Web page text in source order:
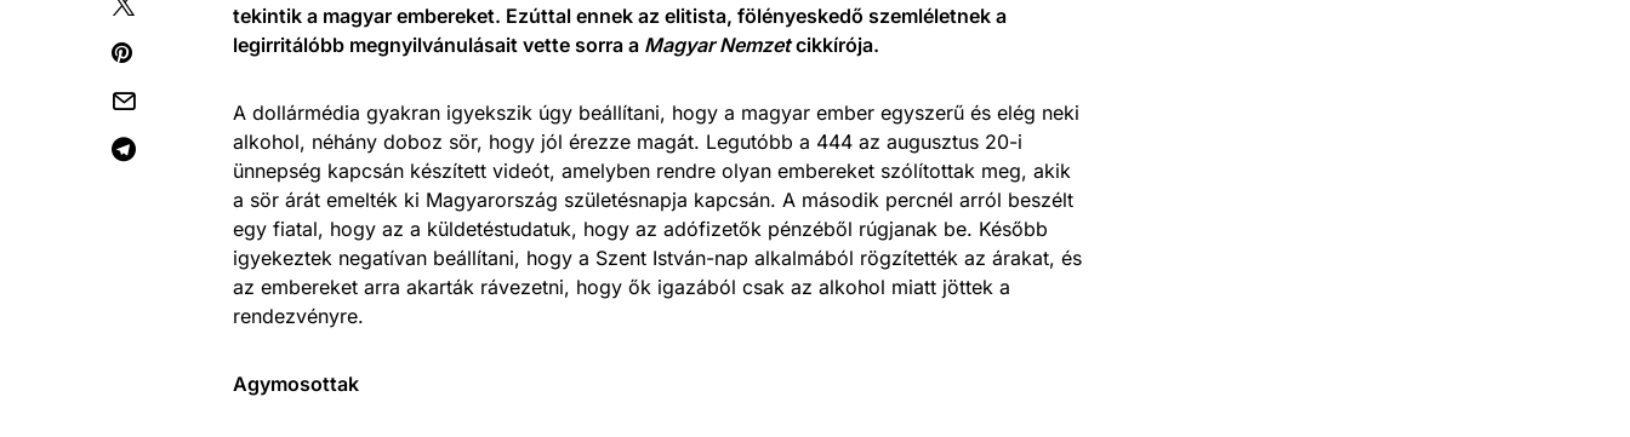
tekintik a magyar embereket. Ezúttal ennek az elitista, fölényeskedő szemléletnek a
legirritálóbb megnyilvánulásait vette sorra a Magyar Nemzetcikkírója.
A dollármédia gyakran igyekszik úgy beállítani, hogy a magyar ember egyszerű és elég neki
alkohol, néhány doboz sör, hogy jól érezze magát. Legutóbb a 444 az augusztus 20-i
ünnepség kapcsán készített videót, amelyben rendre olyan embereket szólítottak meg, akik
a sör árát emelték ki Magyarország születésnapja kapcsán. A második percnél arról beszélt
egy fiatal, hogy az a küldetéstudatuk, hogy az adófizetők pénzéből rúgjanak be. Később
igyekeztek negatívan beállítani, hogy a Szent István-nap alkalmából rögzítették az árakat, és
az embereket arra akarták rávezetni, hogy ők igazából csak az alkohol miatt jöttek a
rendezvényre.
Agymosottak